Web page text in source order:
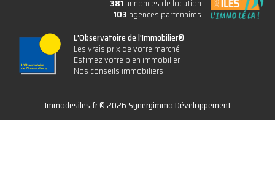
381 annonces de location
103 agences partenaires
L'Observatoire de l'Immobilier®
Les vrais prix de votre marché
Estimez votre bien immobilier
Nos conseils immobiliers
Immodesiles.fr © 2026 Synergimmo Développement